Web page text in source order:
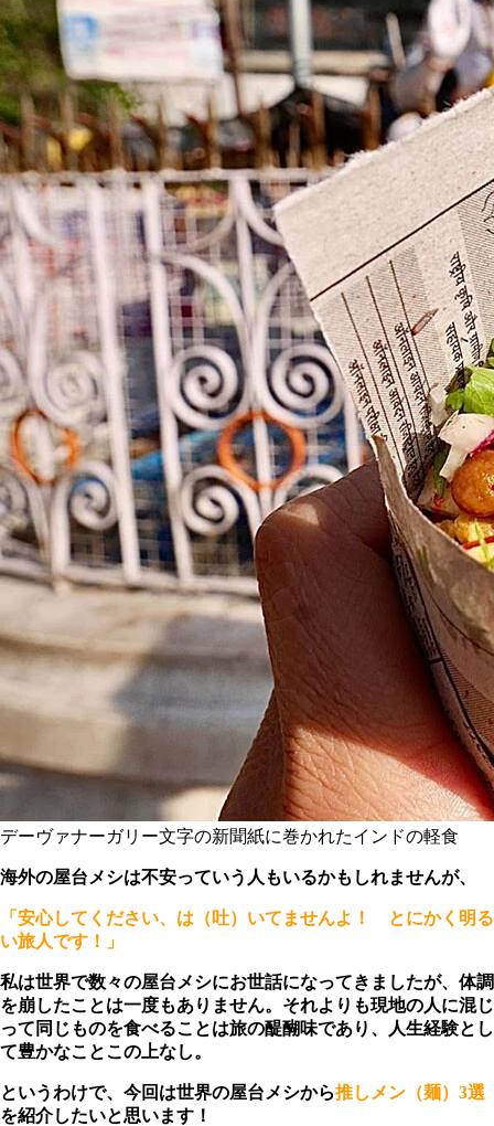
デーヴァナーガリー文字の新聞紙に巻かれたインドの軽食
海外の屋台メシは不安っていう人もいるかもしれませんが、
「安心してください、は（吐）いてませんよ！ とにかく明る
い旅人です！」
私は世界で数々の屋台メシにお世話になってきましたが、体調
を崩したことは一度もありません。それよりも現地の人に混じ
って同じものを食べることは旅の醍醐味であり、人生経験とし
て豊かなことこの上なし。
というわけで、今回は世界の屋台メシから推しメン（麺）3選
を紹介したいと思います！